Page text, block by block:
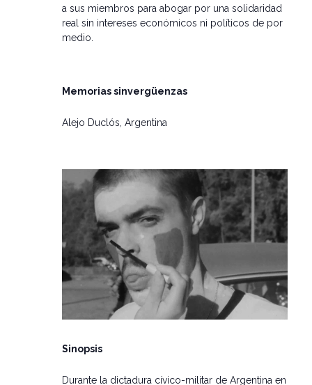
a sus miembros para abogar por una solidaridad
real sin intereses económicos ni políticos de por
medio.
Memorias sinvergüenzas
Alejo Duclós, Argentina
Sinopsis
Durante la dictadura cívico-militar de Argentina en